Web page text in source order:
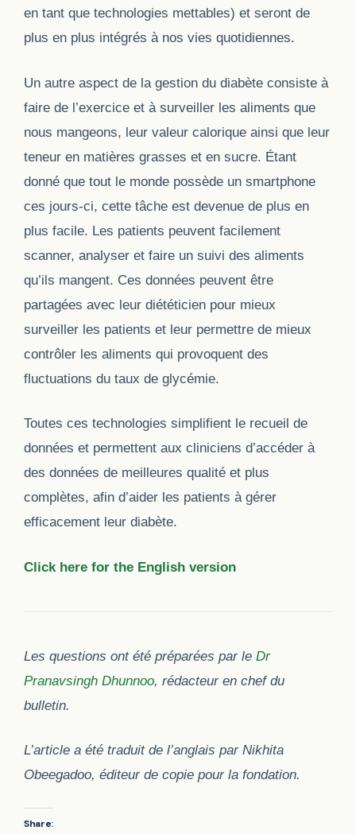
en tant que technologies mettables) et seront de
plus en plus intégrés à nos vies quotidiennes.
Un autre aspect de la gestion du diabète consiste à
faire de l’exercice et à surveiller les aliments que
nous mangeons, leur valeur calorique ainsi que leur
teneur en matières grasses et en sucre. Étant
donné que tout le monde possède un smartphone
ces jours-ci, cette tâche est devenue de plus en
plus facile. Les patients peuvent facilement
scanner, analyser et faire un suivi des aliments
qu’ils mangent. Ces données peuvent être
partagées avec leur diététicien pour mieux
surveiller les patients et leur permettre de mieux
contrôler les aliments qui provoquent des
fluctuations du taux de glycémie.
Toutes ces technologies simplifient le recueil de
données et permettent aux cliniciens d’accéder à
des données de meilleures qualité et plus
complètes, afin d’aider les patients à gérer
efficacement leur diabète.
Click here for the English version
Les questions ont été préparées par le Dr
Pranavsingh Dhunnoo, rédacteur en chef du
bulletin.
L’article a été traduit de l’anglais par Nikhita
Obeegadoo, éditeur de copie pour la fondation.
Share: